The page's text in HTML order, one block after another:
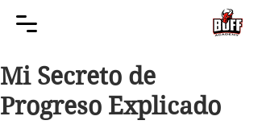
Mi Secreto de
Progreso Explicado